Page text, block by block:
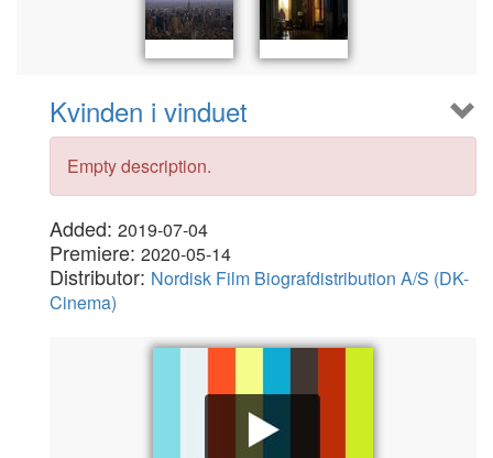
Kvinden i vinduet
Empty description.
Added: 2019-07-04
Premiere: 2020-05-14
Distributor: Nordisk Film Biografdistribution A/S (DK-
Cinema)